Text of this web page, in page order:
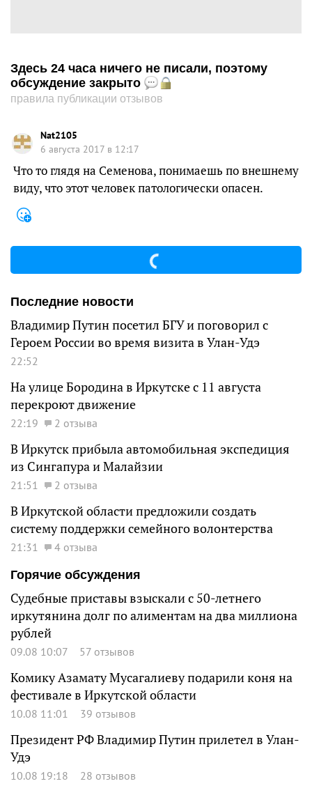
Здесь 24 часа ничего не писали, поэтому
обсуждение закрыто
правила публикации отзывов
Nat2105
6 августа 2017 в 12:17
Что то глядя на Семенова, понимаешь по внешнему
виду, что этот человек патологически опасен.
Последние новости
Владимир Путин посетил БГУ и поговорил с
Героем России во время визита в Улан-Удэ
22:52
На улице Бородина в Иркутске с 11 августа
перекроют движение
22:19 2 отзыва
В Иркутск прибыла автомобильная экспедиция
из Сингапура и Малайзии
21:51 2 отзыва
В Иркутской области предложили создать
систему поддержки семейного волонтерства
21:31
4 отзыва
Горячие обсуждения
Судебные приставы взыскали с 50-летнего
иркутянина долг по алиментам на два миллиона
рублей
09.08 10:07 57 отзывов
Комику Азамату Мусагалиеву подарили коня на
фестивале в Иркутской области
10.08 11:01 39 отзывов
Президент РФ Владимир Путин прилетел в Улан-
Удэ
10.08 19:18 28 отзывов